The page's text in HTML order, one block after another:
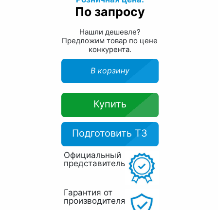
По запросу
Нашли дешевле?
Предложим товар по цене
конкурента.
В корзину
Купить
Подготовить ТЗ
Официальный
представитель
Гарантия от
производителя